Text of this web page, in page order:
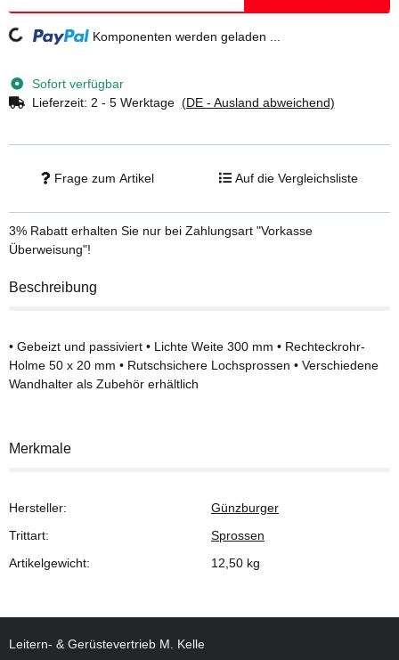
Loading... Komponenten werden geladen ...
Sofort verfügbar
Lieferzeit: 2 - 5 Werktage (DE - Ausland abweichend)
Frage zum Artikel Auf die Vergleichsliste
3% Rabatt erhalten Sie nur bei Zahlungsart "Vorkasse
Überweisung"!
Beschreibung
• Gebeizt und passiviert • Lichte Weite 300 mm • Rechteckrohr-
Holme 50 x 20 mm • Rutschsichere Lochsprossen • Verschiedene
Wandhalter als Zubehör erhältlich
Merkmale
Hersteller:
Günzburger
Trittart:
Sprossen
Artikelgewicht:
12,50 kg
Leitern- & Gerüstevertrieb M. Kelle